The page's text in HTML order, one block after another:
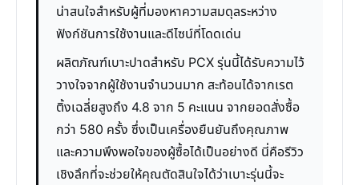
น่าสนใจสำหรับผู้ที่มองหาความสมดุลระหว่าง
ฟังก์ชันการใช้งานและดีไซน์ที่โดดเด่น
ผลิตภัณฑ์เบาะปาดสำหรับ PCX รุ่นนี้ได้รับความไว้
วางใจจากผู้ใช้งานจำนวนมาก สะท้อนได้จากเรต
ติ้งเฉลี่ยสูงถึง 4.8 จาก 5 คะแนน จากยอดสั่งซื้อ
กว่า 580 ครั้ง ซึ่งเป็นเครื่องยืนยันถึงคุณภาพ
และความพึงพอใจของผู้ซื้อได้เป็นอย่างดี นี่คือรีวิว
เชิงลึกที่จะช่วยให้คุณตัดสินใจได้ว่าเบาะรุ่นนี้จะ